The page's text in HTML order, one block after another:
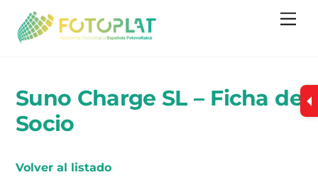
content
Suno Charge SL – Ficha de
Socio
Volver al listado